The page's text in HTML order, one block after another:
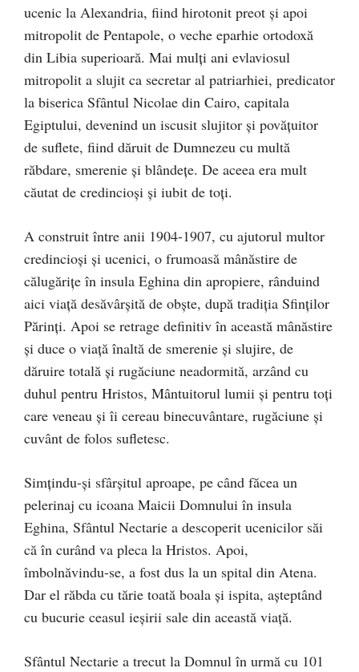
ucenic la Alexandria, fiind hirotonit preot şi apoi
mitropolit de Pentapole, o veche eparhie ortodoxă
din Libia superioară. Mai mulţi ani evlaviosul
mitropolit a slujit ca secretar al patriarhiei, predicator
la biserica Sfântul Nicolae din Cairo, capitala
Egiptului, devenind un iscusit slujitor şi povăţuitor
de suflete, fiind dăruit de Dumnezeu cu multă
răbdare, smerenie şi blândeţe. De aceea era mult
căutat de credincioşi şi iubit de toţi.
A construit între anii 1904-1907, cu ajutorul multor
credincioşi şi ucenici, o frumoasă mânăstire de
călugăriţe în insula Eghina din apropiere, rânduind
aici viaţă desăvârşită de obşte, după tradiţia Sfinţilor
Părinţi. Apoi se retrage definitiv în această mânăstire
şi duce o viaţă înaltă de smerenie şi slujire, de
dăruire totală şi rugăciune neadormită, arzând cu
duhul pentru Hristos, Mântuitorul lumii şi pentru toţi
care veneau şi îi cereau binecuvântare, rugăciune şi
cuvânt de folos sufletesc.
Simţindu-şi sfârşitul aproape, pe când făcea un
pelerinaj cu icoana Maicii Domnului în insula
Eghina, Sfântul Nectarie a descoperit ucenicilor săi
că în curând va pleca la Hristos. Apoi,
îmbolnăvindu-se, a fost dus la un spital din Atena.
Dar el răbda cu tărie toată boala şi ispita, aşteptând
cu bucurie ceasul ieşirii sale din această viaţă.
Sfântul Nectarie a trecut la Domnul în urmă cu 101